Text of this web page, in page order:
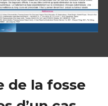
de la fosse